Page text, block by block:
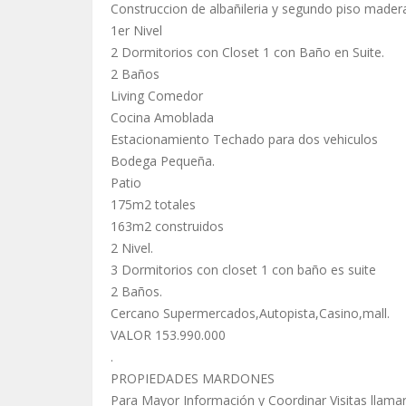
Construccion de albañileria y segundo piso
1er Nivel
2 Dormitorios con Closet 1 con Baño en Suite.
2 Baños
Living Comedor
Cocina Amoblada
Estacionamiento Techado para dos vehiculos
Bodega Pequeña.
Patio
175m2 totales
163m2 construidos
2 Nivel.
3 Dormitorios con closet 1 con baño es suite
2 Baños.
Cercano Supermercados,Autopista,Casino,mall.
VALOR 153.990.000
.
PROPIEDADES MARDONES
Para Mayor Información y Coordinar Visitas